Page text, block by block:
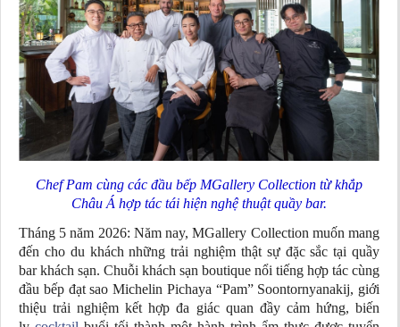
Chef Pam cùng các đầu bếp MGallery Collection từ khắp
Châu Á hợp tác tái hiện nghệ thuật quầy bar.
Tháng 5 năm 2026: Năm nay, MGallery Collection muốn mang
đến cho du khách những trải nghiệm thật sự đặc sắc tại quầy
bar khách sạn. Chuỗi khách sạn boutique nổi tiếng hợp tác cùng
đầu bếp đạt sao Michelin Pichaya “Pam” Soontornyanakij, giới
thiệu trải nghiệm kết hợp đa giác quan đầy cảm hứng, biến